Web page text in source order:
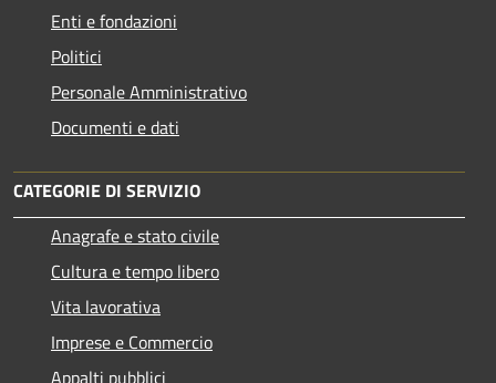
Enti e fondazioni
Politici
Personale Amministrativo
Documenti e dati
CATEGORIE DI SERVIZIO
Anagrafe e stato civile
Cultura e tempo libero
Vita lavorativa
Imprese e Commercio
Appalti pubblici